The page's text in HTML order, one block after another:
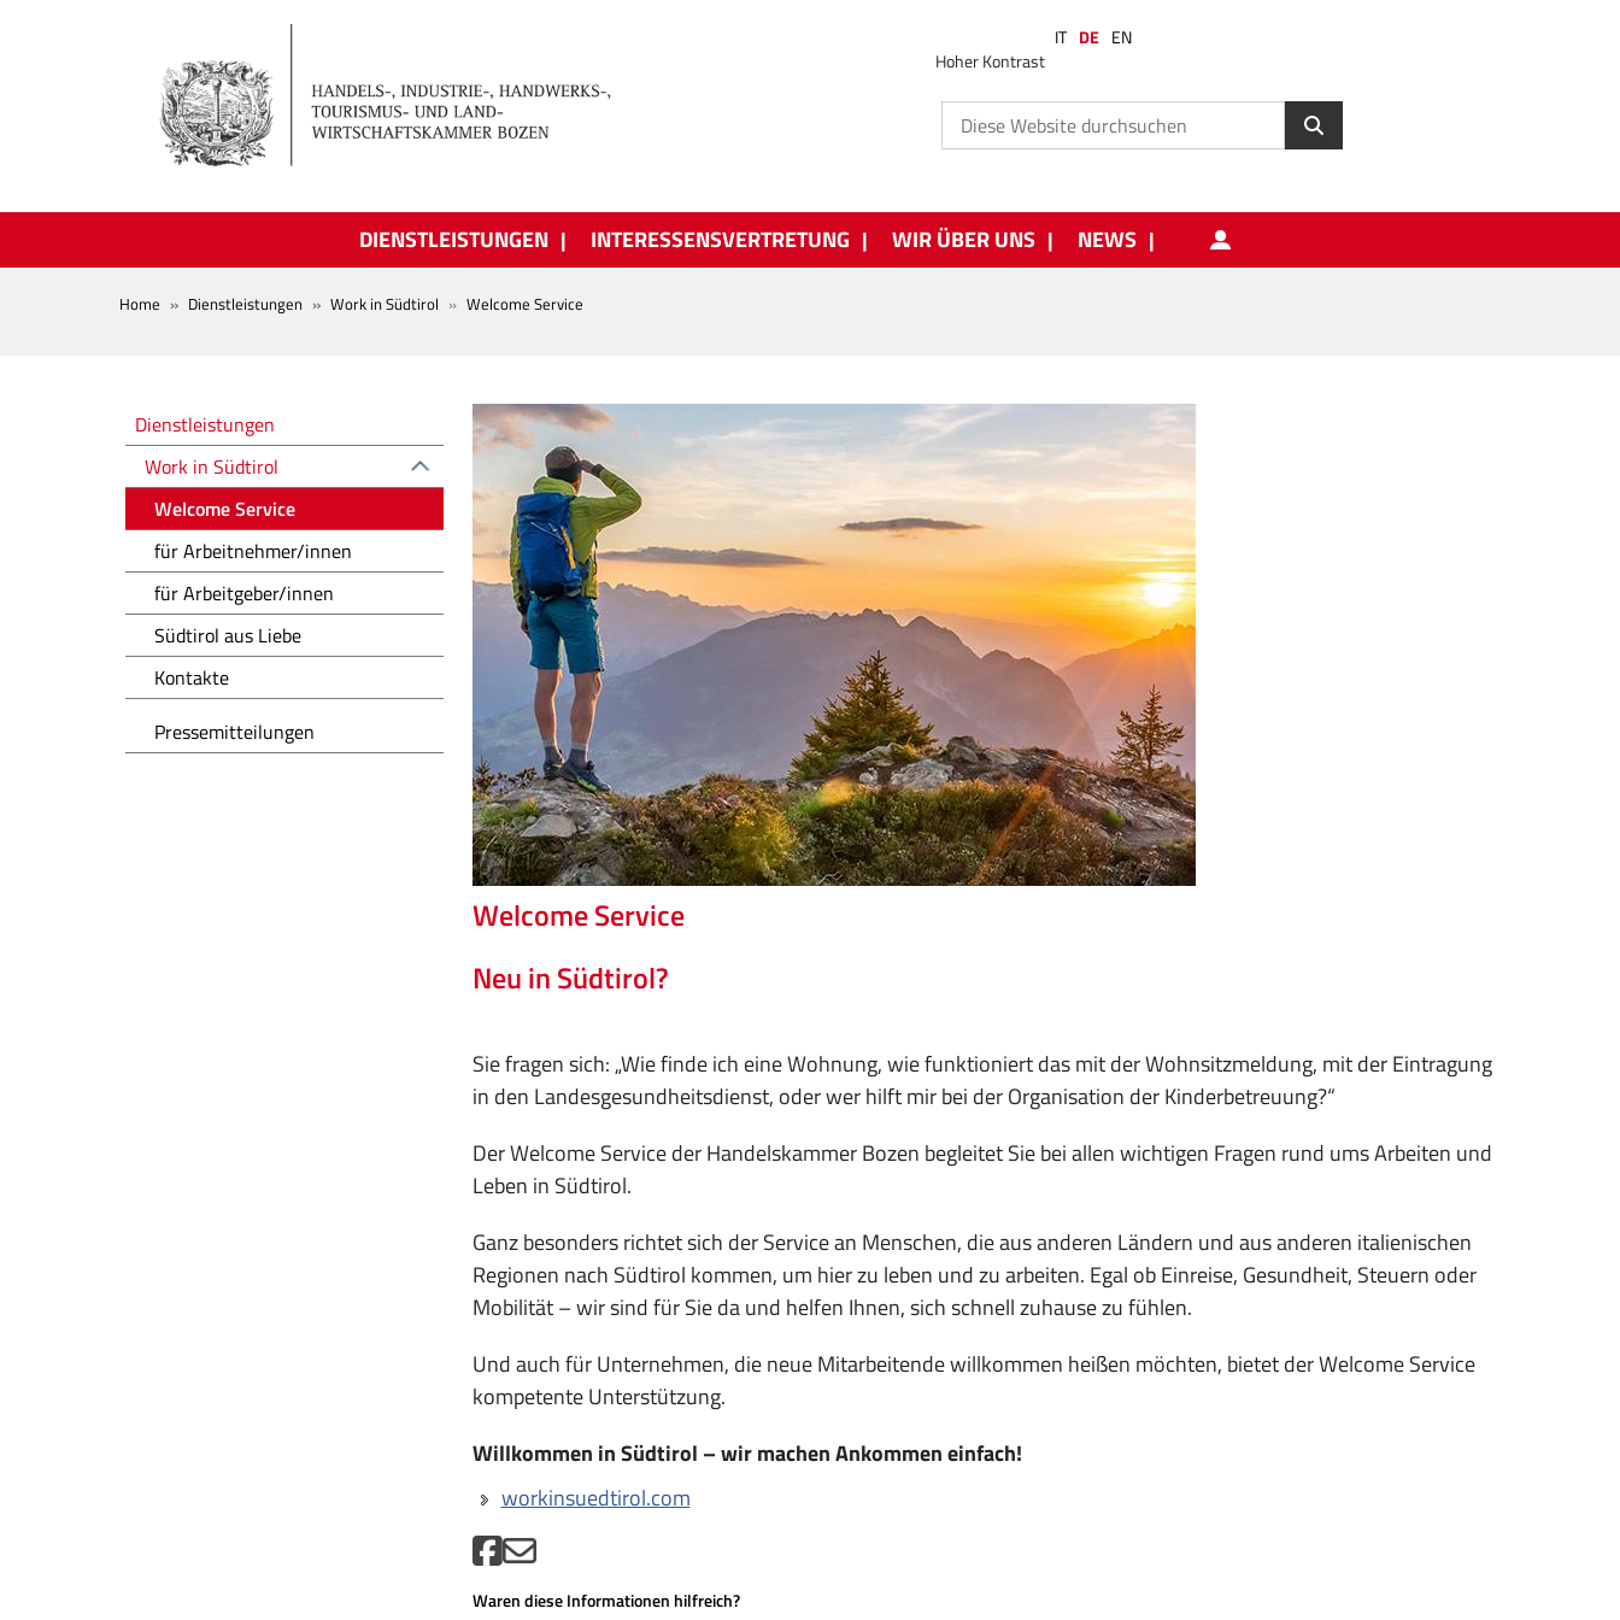
Hoher Kontrast
IT DE EN
DIENSTLEISTUNGEN INTERESSENSVERTRETUNG WIR ÜBER UNS NEWS
BREADCRUMB
Home Dienstleistungen Work in Südtirol Welcome Service
Welcome Service
Neu in Südtirol?
Sie fragen sich: „Wie finde ich eine Wohnung, wie funktioniert das mit der Wohnsitzmeldung, mit der Eintragung
in den Landesgesundheitsdienst, oder wer hilft mir bei der Organisation der Kinderbetreuung?“
Der Welcome Service der Handelskammer Bozen begleitet Sie bei allen wichtigen Fragen rund ums Arbeiten und
Leben in Südtirol.
Ganz besonders richtet sich der Service an Menschen, die aus anderen Ländern und aus anderen italienischen
Regionen nach Südtirol kommen, um hier zu leben und zu arbeiten. Egal ob Einreise, Gesundheit, Steuern oder
Mobilität – wir sind für Sie da und helfen Ihnen, sich schnell zuhause zu fühlen.
Und auch für Unternehmen, die neue Mitarbeitende willkommen heißen möchten, bietet der Welcome Service
kompetente Unterstützung.
Willkommen in Südtirol – wir machen Ankommen einfach!
workinsuedtirol.com
Waren diese Informationen hilfreich?
Altre voci
Dienstleistungen
Work in Südtirol
Welcome Service
für Arbeitnehmer/innen
für Arbeitgeber/innen
Südtirol aus Liebe
Kontakte
Pressemitteilungen